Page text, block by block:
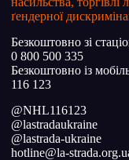
ґендерної
Безкоштовно зі
0 800 500 335
Безкоштовно із
116 123
@NHL116123
@lastradaukraine
@lastrada-ukraine
hotline@la-